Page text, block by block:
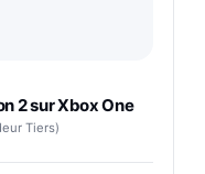
2 sur Xbox One
Tiers)